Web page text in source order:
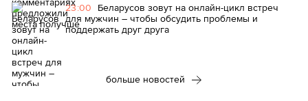
23:00 Беларусов зовут на онлайн-цикл встреч
для мужчин – чтобы обсудить проблемы и
поддержать друг друга
больше новостей